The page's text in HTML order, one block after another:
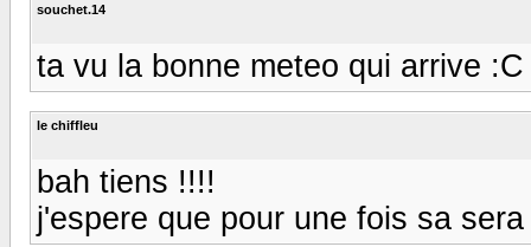
souchet.14
ta vu la bonne meteo qui arrive :C
le chiffleu
bah tiens !!!!
j'espere que pour une fois sa